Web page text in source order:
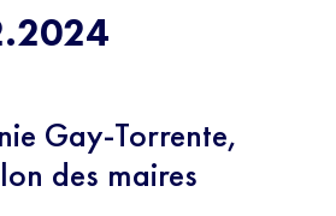
Gay-Torrente,
des maires